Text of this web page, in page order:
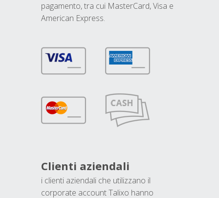
pagamento, tra cui MasterCard, Visa e
American Express.
Clienti aziendali
i clienti aziendali che utilizzano il
corporate account Talixo hanno